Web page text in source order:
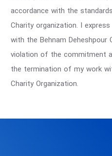
accordance with the
Charity organization. I
with the Behnam Deheshpour
violation of the commitment
the termination of my work
Charity Organization.